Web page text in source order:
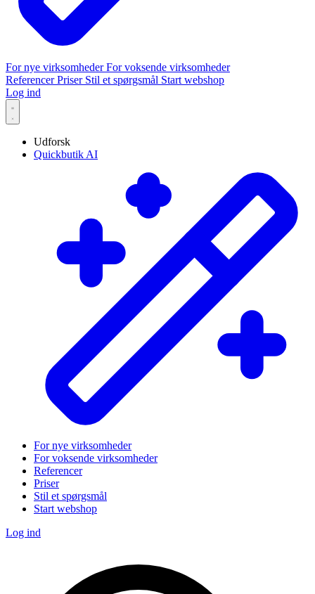
For nye virksomhederFor voksende virksomheder
ReferencerPriser Stil et spørgsmål Start webshop
Log ind
Udforsk
Quickbutik AI
For nye virksomheder
For voksende virksomheder
Referencer
Priser
Stil et spørgsmål
Start webshop
Log ind